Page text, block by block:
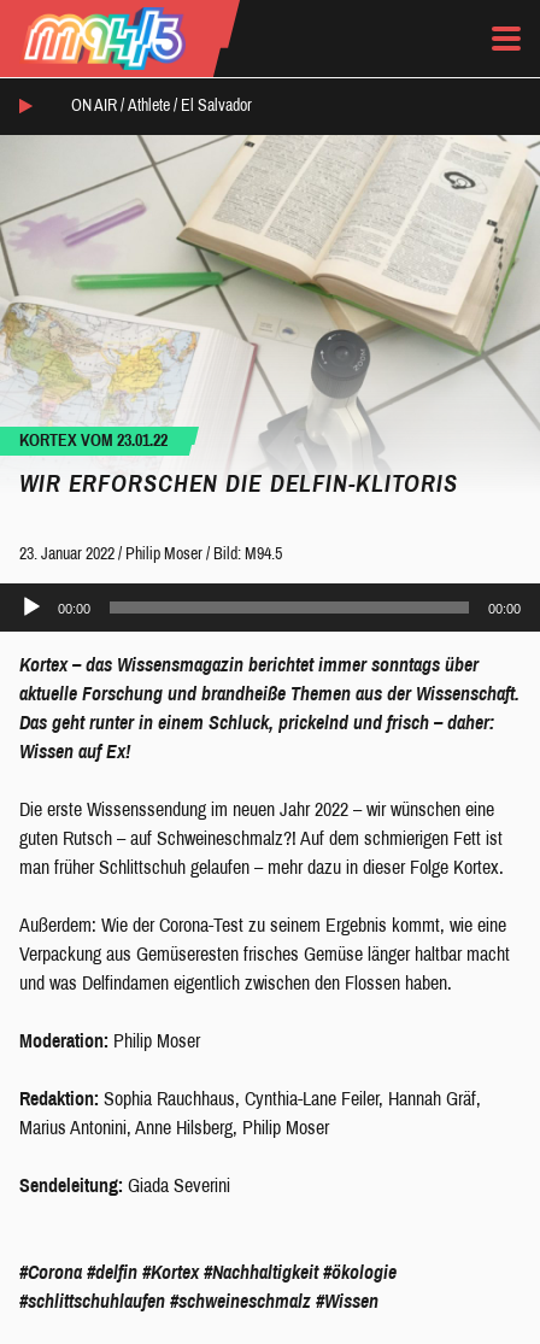
ON AIR / Athlete / El Salvador
KORTEX VOM 23.01.22
WIR ERFORSCHEN DIE DELFIN-KLITORIS
23. Januar 2022 / Philip Moser / Bild: M94.5
Audio-
00:00 00:00
Kortex – das Wissensmagazin berichtet immer sonntags über
aktuelle Forschung und brandheiße Themen aus der Wissenschaft.
Das geht runter in einem Schluck, prickelnd und frisch – daher:
Wissen auf Ex!
Die erste Wissenssendung im neuen Jahr 2022 – wir wünschen eine
guten Rutsch – auf Schweineschmalz?! Auf dem schmierigen Fett ist
man früher Schlittschuh gelaufen – mehr dazu in dieser Folge Kortex.
Außerdem: Wie der Corona-Test zu seinem Ergebnis kommt, wie eine
Verpackung aus Gemüseresten frisches Gemüse länger haltbar macht
und was Delfindamen eigentlich zwischen den Flossen haben.
Moderation: Philip Moser
Redaktion: Sophia Rauchhaus, Cynthia-Lane Feiler, Hannah Gräf,
Marius Antonini, Anne Hilsberg, Philip Moser
Sendeleitung: Giada Severini
#Corona #delfin #Kortex #Nachhaltigkeit #ökologie
#schlittschuhlaufen #schweineschmalz #Wissen